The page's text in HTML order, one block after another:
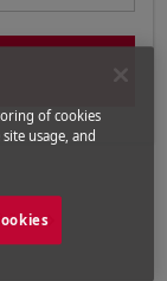
of cookies
usage, and